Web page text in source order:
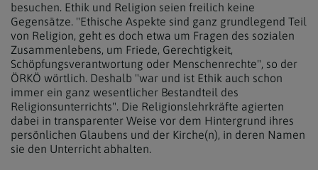
besuchen. Ethik und Religion seien freilich keine
Gegensätze. "Ethische Aspekte sind ganz grundlegend Teil
von Religion, geht es doch etwa um Fragen des sozialen
Zusammenlebens, um Friede, Gerechtigkeit,
Schöpfungsverantwortung oder Menschenrechte", so der
ÖRKÖ wörtlich. Deshalb "war und ist Ethik auch schon
immer ein ganz wesentlicher Bestandteil des
Religionsunterrichts". Die Religionslehrkräfte agierten
dabei in transparenter Weise vor dem Hintergrund ihres
persönlichen Glaubens und der Kirche(n), in deren Namen
sie den Unterricht abhalten.